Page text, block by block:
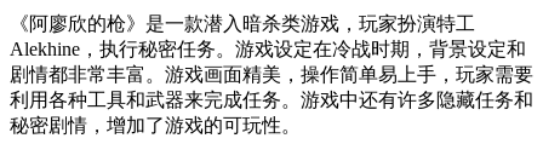
《阿廖欣的枪》是一款潜入暗杀类游戏，玩家扮演特工
Alekhine，执行秘密任务。游戏设定在冷战时期，背景设定和
剧情都非常丰富。游戏画面精美，操作简单易上手，玩家需要
利用各种工具和武器来完成任务。游戏中还有许多隐藏任务和
秘密剧情，增加了游戏的可玩性。